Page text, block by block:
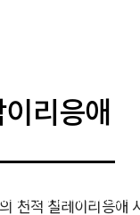
리응애
의 천적 칠레이리응애